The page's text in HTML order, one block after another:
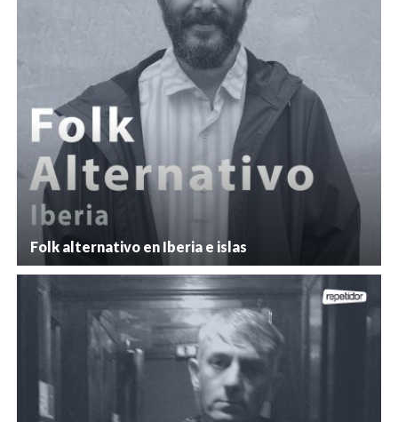
Folk alternativo en Iberia e islas